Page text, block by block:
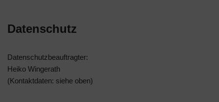
Datenschutz
Datenschutzbeauftragter:
Heiko Wingerath
(Kontaktdaten: siehe oben)